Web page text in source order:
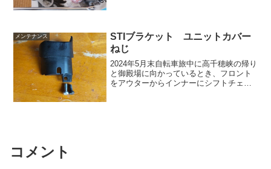
メンテナンス
STIブラケット ユニットカバー
ねじ
2024年5月末自転車旅中に高千穂峡の帰り
と御殿場に向かっているとき、フロント
をアウターからインナーにシフトチェン
コメント